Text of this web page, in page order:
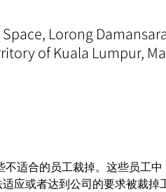
Lorong
of Kuala Lumpur,
适合的员工裁掉。这些员工
应或者达到公司的要求被裁掉